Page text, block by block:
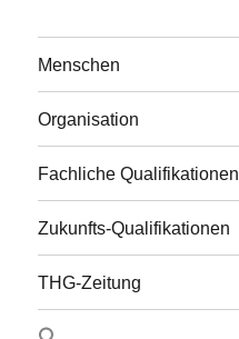
Menschen
Organisation
Fachliche Qualifikationen
Zukunfts-Qualifikationen
THG-Zeitung